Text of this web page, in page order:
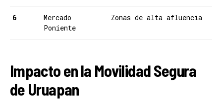
6
Mercado
Poniente
Zonas de alta afluencia
Impacto en la Movilidad Segura
de Uruapan